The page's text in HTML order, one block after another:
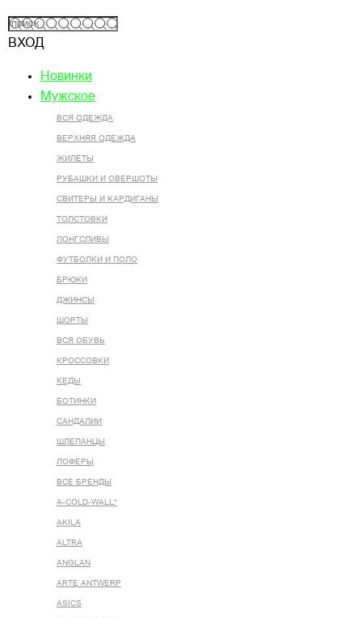
ВХОД
Новинки
Мужское
ВСЯ ОДЕЖДА
ВЕРХНЯЯ ОДЕЖДА
ЖИЛЕТЫ
РУБАШКИ И ОВЕРШОТЫ
СВИТЕРЫ И КАРДИГАНЫ
ТОЛСТОВКИ
ЛОНГСЛИВЫ
ФУТБОЛКИ И ПОЛО
БРЮКИ
ДЖИНСЫ
ШОРТЫ
ВСЯ ОБУВЬ
КРОССОВКИ
КЕДЫ
БОТИНКИ
САНДАЛИИ
ШЛЕПАНЦЫ
ЛОФЕРЫ
ВСЕ БРЕНДЫ
A-COLD-WALL*
AKILA
ALTRA
ANGLAN
ARTE ANTWERP
ASICS